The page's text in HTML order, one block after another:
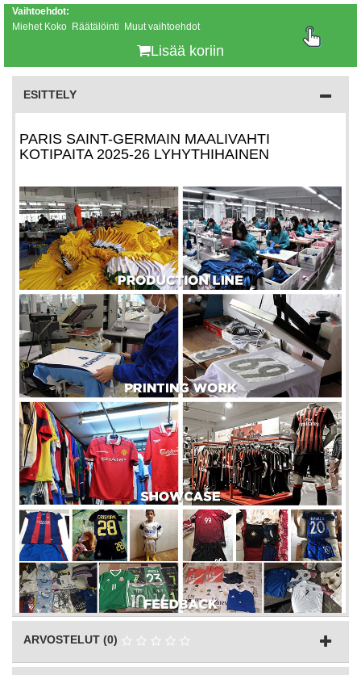
Vaihtoehdot:
Miehet Koko Räätälöinti Muut vaihtoehdot
Lisää koriin
ESITTELY
PARIS SAINT-GERMAIN MAALIVAHTI
KOTIPAITA 2025-26 LYHYTHIHAINEN
ARVOSTELUT (0)